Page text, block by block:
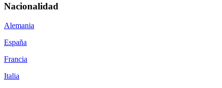
Nacionalidad
Alemania
España
Francia
Italia